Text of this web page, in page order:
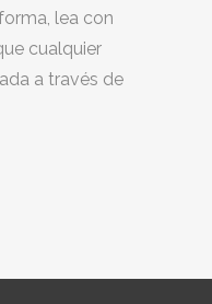
lea con
cualquier
a través de